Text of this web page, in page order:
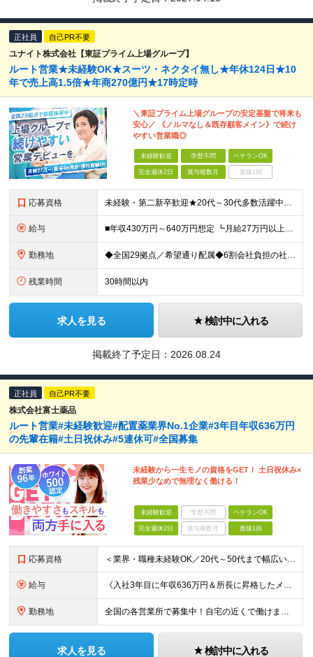
正社員 自己PR不要
ユナイト株式会社【東証プライム上場グループ】
ルート営業★未経験OK★スーツ・ネクタイ無し★年休124日★10
年で売上高1.5倍★年商270億円★17時定時
＼東証プライム上場グループの安定基盤で将来も
安心／ 《ノルマなし＆既存顧客メイン》で続け
やすい営業職◎
未経験歓迎 学歴不問 ベテランOK
完全週休2日 賞与複数月 面接1回
応募資格 未経験・第二新卒歓迎★20代～30代多数活躍中！ ■普通自動車運転免許（AT限定可） ■学歴不問 ＜こんな方に向いています！＞ ◎営業の仕事に興味がある ◎未経験から専門知識を身につけたい ◎長く働
給与 ■年収430万円～640万円想定 ┗月給27万円以上～40万円（地域手当を含む）＋諸手当＋賞与年2回（4.0ヶ月※2024年度実績） ・地域手当…6,000円～30,000円（勤務地・帯同家族の有無に
勤務地 ◆全国29拠点／希望通り配属◆6割会社負担の社宅制度（借り上げ社宅※規定あり） ◆転居を伴う転勤なし ◆U・Iターン歓迎 ◆マイカー通勤可 ★建設ICT推進課（埼玉久喜市）積極採用中★ 【北海道エ
残業時間 30時間以内
求人を見る 検討中に入れる
掲載終了予定日： 2026.08.24
正社員 自己PR不要
株式会社富士薬品
ルート営業#未経験歓迎#配置薬業界No.1企業#3年目年収636万円
の先輩在籍#土日祝休み#5連休可#全国募集
未経験から一生モノの資格をGET！ 土日祝休み×
残業少なめで無理なく働ける！
未経験歓迎 学歴不問 ベテランOK
完全週休2日 賞与複数月 面接1回
応募資格 ＜業界・職種未経験OK／20代～50代まで幅広い年齢層が活躍中＞ ■普通自動車免許（AT限定可）をお持ちの方 └お客様先へ訪問するため、問題なく運転ができる方を想定しています。 ■高卒以上 ■60歳未
給与 《入社3年目に年収636万円＆所長に昇格したメンバーも！》 ◆月給245,796円～269,205円+営業実績手当+諸手当 ※試用期間3ヶ月(待遇同一) ※固定残業代(22.5時間分/35,796円～
勤務地 全国の各営業所で募集中！自宅の近くで働けます。 ※住所は一部の営業所のみ載せています ★詳細は以下のリンクをご覧ください https://www.fujiyakuhin.co.jp/shop/eig
求人を見る 検討中に入れる